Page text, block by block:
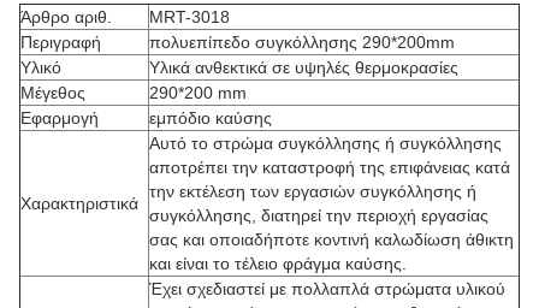
Άρθρο αριθ.
MRT-3018
Περιγραφή
πολυεπίπεδο συγκόλλησης 290*200mm
Υλικό
Υλικά ανθεκτικά σε υψηλές θερμοκρασίες
Μέγεθος
290*200 mm
Εφαρμογή
εμπόδιο καύσης
Χαρακτηριστικά
Αυτό το στρώμα συγκόλλησης ή συγκόλλησης
αποτρέπει την καταστροφή της επιφάνειας κατά
την εκτέλεση των εργασιών συγκόλλησης ή
συγκόλλησης, διατηρεί την περιοχή εργασίας
σας και οποιαδήποτε κοντινή καλωδίωση άθικτη
και είναι το τέλειο φράγμα καύσης.
Έχει σχεδιαστεί με πολλαπλά στρώματα υλικού